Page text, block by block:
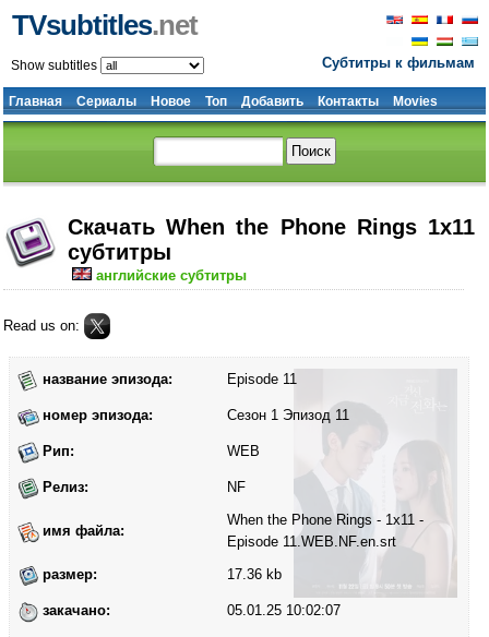
Субтитры к фильмам
TVsubtitles.net
Главная Сериалы Новое Топ Добавить Контакты Movies
Show subtitles
Скачать When the Phone Rings 1x11
субтитры
английские субтитры
Read us on:
название эпизода: Episode 11
номер эпизода: Сезон 1 Эпизод 11
Рип: WEB
Релиз: NF
имя файла:
When the Phone Rings - 1x11 -
Episode 11.WEB.NF.en.srt
размер:
17.36 kb
закачано: 05.01.25 10:02:07